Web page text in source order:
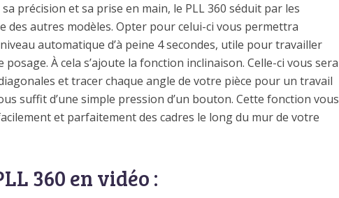
précision et sa prise en main, le PLL 360 séduit par les
des autres modèles. Opter pour celui-ci vous permettra
automatique d’à peine 4 secondes, utile pour travailler
À cela s’ajoute la fonction inclinaison. Celle-ci vous sera
et tracer chaque angle de votre pièce pour un travail
suffit d’une simple pression d’un bouton. Cette fonction vous
et parfaitement des cadres le long du mur de votre
360 en vidéo :